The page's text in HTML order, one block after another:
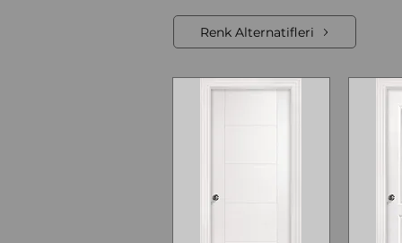
Renk Alternatifleri